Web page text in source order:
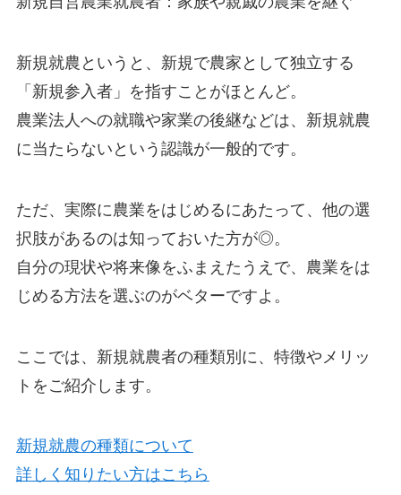
新規就農というと、 新規で農家として独立する
「新規参入者」を指すことがほとんど。
農業法人への就職や家業の後継などは、新規就農
に当たらないという認識が一般的です。
ただ、実際に農業をはじめるにあたって、他の選
択肢があるのは知っておいた方が◎。
自分の現状や将来像をふまえたうえで、農業をは
じめる方法を選ぶのがベターですよ。
ここでは、 新規就農者の種類別に、特徴やメリッ
トをご紹介 します。
新規就農の種類について
詳しく知りたい方はこちら